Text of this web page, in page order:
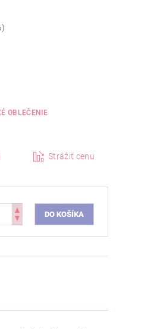
OBLEČENIE
Strážiť cenu